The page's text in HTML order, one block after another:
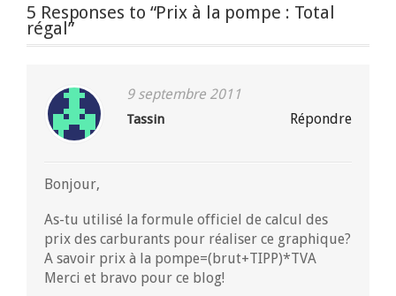
5 Responses to “Prix à la pompe : Total
régal”
9 septembre 2011
Tassin Répondre
Bonjour,
As-tu utilisé la formule officiel de calcul des
prix des carburants pour réaliser ce graphique?
A savoir prix à la pompe=(brut+TIPP)*TVA
Merci et bravo pour ce blog!